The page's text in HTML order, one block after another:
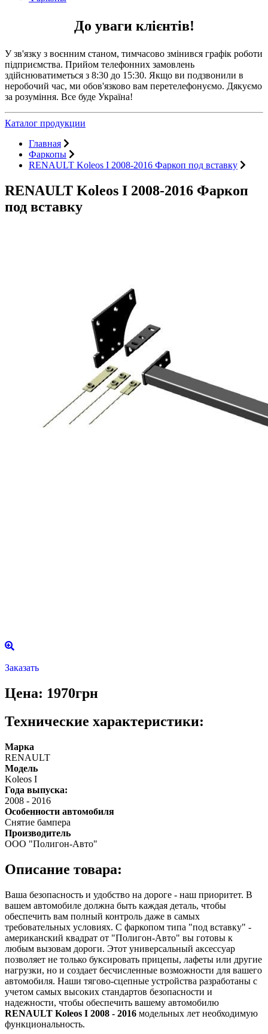
До уваги клієнтів!
У зв'язку з воєнним станом, тимчасово змінився графік роботи
підприємства. Прийом телефонних замовлень
здійснюватиметься з 8:30 до 15:30. Якщо ви подзвонили в
неробочий час, ми обов'язково вам перетелефонуємо. Дякуємо
за розуміння. Все буде Україна!
Каталог продукции
Главная
Фаркопы
RENAULT Koleos I 2008-2016 Фаркоп под вставку
RENAULT Koleos I 2008-2016 Фаркоп
под вставку
Заказать
Цена: 1970грн
Технические характеристики:
Марка
RENAULT
Модель
Koleos I
Года выпуска:
2008 - 2016
Особенности автомобиля
Снятие бампера
Производитель
ООО "Полигон-Авто"
Описание товара:
Ваша безопасность и удобство на дороге - наш приоритет. В
вашем автомобиле должна быть каждая деталь, чтобы
обеспечить вам полный контроль даже в самых
требовательных условиях. С фаркопом типа "под вставку" -
американский квадрат от "Полигон-Авто" вы готовы к
любым вызовам дороги. Этот универсальный аксессуар
позволяет не только буксировать прицепы, лафеты или другие
нагрузки, но и создает бесчисленные возможности для вашего
автомобиля. Наши тягово-сцепные устройства разработаны с
учетом самых высоких стандартов безопасности и
надежности, чтобы обеспечить вашему автомобилю
RENAULT Koleos I 2008 - 2016 модельных лет необходимую
функциональность.